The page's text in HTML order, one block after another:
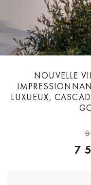
NOUVELLE
LUXUEUX,
7